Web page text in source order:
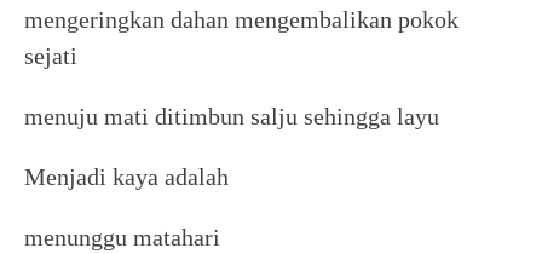
mengeringkan dahan mengembalikan pokok
sejati
menuju mati ditimbun salju sehingga layu
Menjadi kaya adalah
menunggu matahari